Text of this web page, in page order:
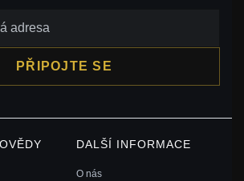
PŘIPOJTE SE
DALŠÍ INFORMACE
O nás